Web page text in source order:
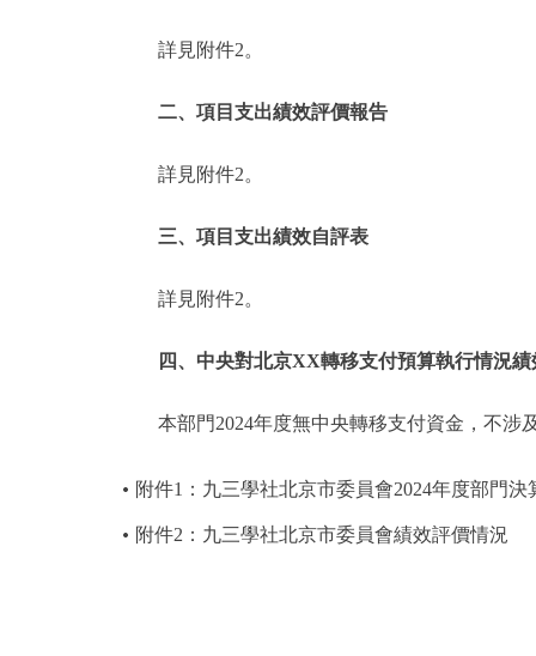
詳見附件2。
二、項目支出績效評價報告
詳見附件2。
三、項目支出績效自評表
詳見附件2。
四、中央對北京XX轉移支付預算執行情況
本部門2024年度無中央轉移支付資金，不涉
附件1：九三學社北京市委員會2024年度部門決
附件2：九三學社北京市委員會績效評價情況